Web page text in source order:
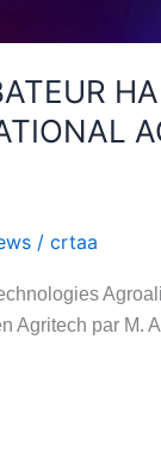
/ crtaa
Agritech par M.